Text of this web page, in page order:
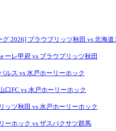
グ 2026] ブラウブリッツ秋田 vs 北海
ーレ甲府 vs ブラウブリッツ秋田
ルス vs 水戸ホーリーホック
口FC vs 水戸ホーリーホック
ッツ秋田 vs 水戸ホーリーホック
ーホック vs ザスパクサツ群馬